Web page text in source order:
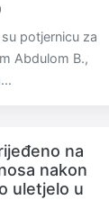
potjernicu za
Abdulom B.,
na
nakon
uletjelo u